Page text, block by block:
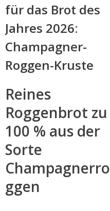
für das Brot des
Jahres 2026:
Champagner-
Roggen-Kruste
Reines
Roggenbrot zu
100 % aus der
Sorte
Champagnerro
ggen